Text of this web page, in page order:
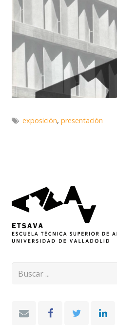
exposición,presentación